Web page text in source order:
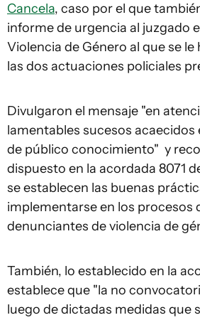
Cancela, caso por el que
informe de urgencia al juzgado
Violencia de Género al que se
las dos actuaciones policiales
Divulgaron el mensaje "en
lamentables sucesos acaecidos
de público conocimiento" y
dispuesto en la acordada 8071
se establecen las buenas
implementarse en los procesos
denunciantes de violencia de
También, lo establecido en la
establece que "la no
luego de dictadas medidas que